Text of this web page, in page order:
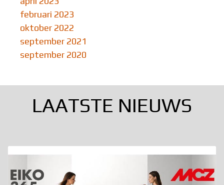
februari 2023
oktober 2022
september 2021
september 2020
LAATSTE NIEUWS